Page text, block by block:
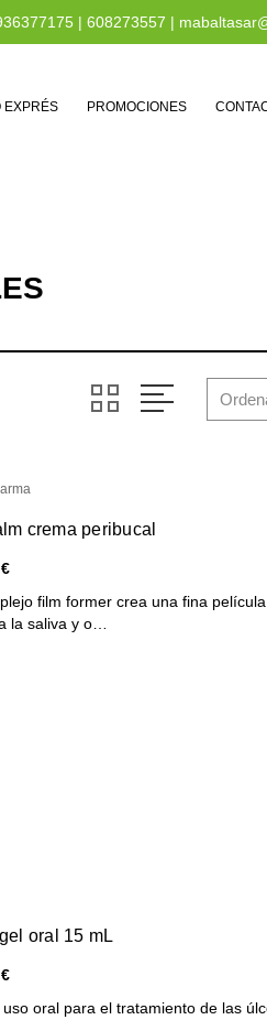
| 608273557 |
EXPRÉS PROMOCIONES
crema peribucal
film former crea una fina
la saliva y o…
oral 15 mL
uso oral para el tratamiento de las